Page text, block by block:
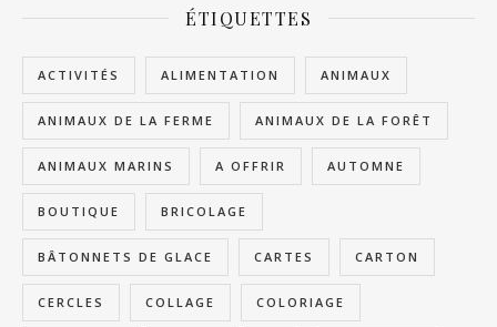
ÉTIQUETTES
ACTIVITÉS ALIMENTATION ANIMAUX
ANIMAUX DE LA FERME ANIMAUX DE LA FORÊT
ANIMAUX MARINS A OFFRIR AUTOMNE
BOUTIQUE BRICOLAGE
BÂTONNETS DE GLACE CARTES CARTON
CERCLES COLLAGE COLORIAGE